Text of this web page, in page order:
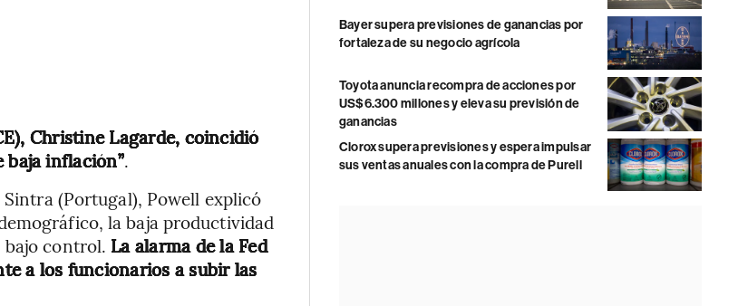
Christine Lagarde, coincidió
baja inflación”.
(Portugal), Powell explicó
la baja productividad
bajo control. La alarma de la Fed
a los funcionarios a subir las
Bayer supera previsiones de ganancias por
fortaleza de su negocio agrícola
Toyota anuncia recompra de acciones por
US$6.300 millones y eleva su previsión de
ganancias
Clorox supera previsiones y espera impulsar
sus ventas anuales con la compra de Purell